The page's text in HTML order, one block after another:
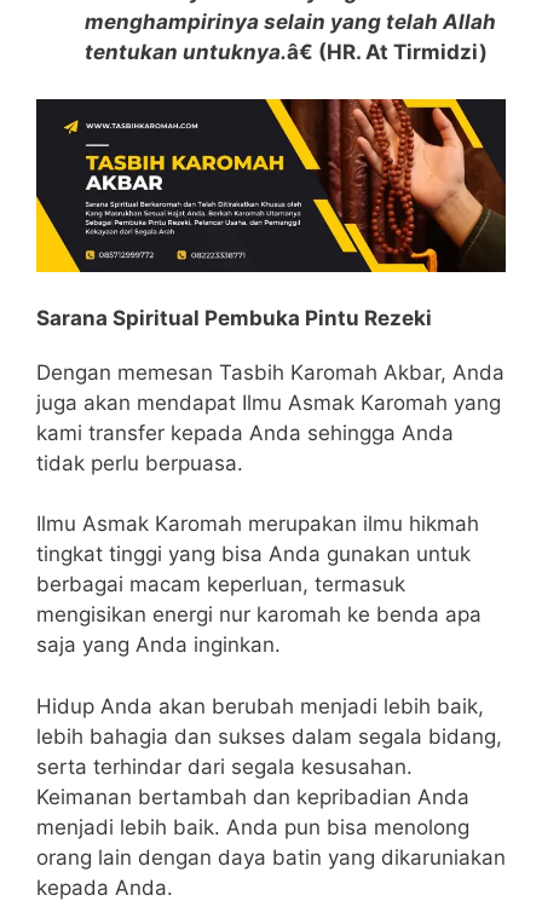
menghampirinya selain yang telah Allah
tentukan untuknya.â€ (HR. At Tirmidzi)
Sarana Spiritual Pembuka Pintu Rezeki
Dengan memesan Tasbih Karomah Akbar, Anda
juga akan mendapat Ilmu Asmak Karomah yang
kami transfer kepada Anda sehingga Anda
tidak perlu berpuasa.
Ilmu Asmak Karomah merupakan ilmu hikmah
tingkat tinggi yang bisa Anda gunakan untuk
berbagai macam keperluan, termasuk
mengisikan energi nur karomah ke benda apa
saja yang Anda inginkan.
Hidup Anda akan berubah menjadi lebih baik,
lebih bahagia dan sukses dalam segala bidang,
serta terhindar dari segala kesusahan.
Keimanan bertambah dan kepribadian Anda
menjadi lebih baik. Anda pun bisa menolong
orang lain dengan daya batin yang dikaruniakan
kepada Anda.